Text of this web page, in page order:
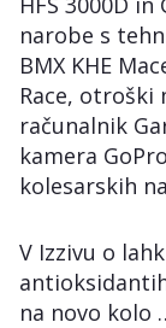
narobe s
BMX KHE
Race, otroški
računalnik
kamera
kolesarskih
V Izzivu o
na novo kolo